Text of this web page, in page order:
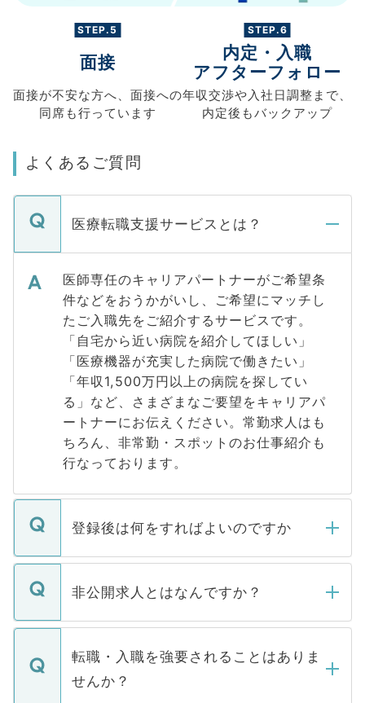
STEP.5
面接
面接が不安な方へ、 面接への
同席も行っています
STEP.6
内定・入職
アフターフォロー
年収交渉や入社日調整まで、
内定後もバックアップ
よくあるご質問
医療転職支援サービスとは？
医師専任のキャリアパートナーがご希望条
件などをおうかがいし、ご希望にマッチし
たご入職先をご紹介するサービスです。
「自宅から近い病院を紹介してほしい」
「医療機器が充実した病院で働きたい」
「年収1,500万円以上の病院を探してい
る」など、さまざまなご要望をキャリアパ
ートナーにお伝えください。常勤求人はも
ちろん、非常勤・スポットのお仕事紹介も
行なっております。
登録後は何をすればよいのですか
ご登録いただきましたら、弊社担当者がご
登録内容を確認し、その後メールもしくは
ます。通常、5営業日以内にはご連絡をせて
いただきますので、しばらくお待ちくださ
非公開求人とはなんですか？
マイナビDOCTORで取り扱っている求人の
うち約3割は、Webサイトからご覧いただ
けない「非公開求人」です。非公開求人は
下記の理由によって、一般には公開してい
転職・入職を強要されることはありま
せんか？